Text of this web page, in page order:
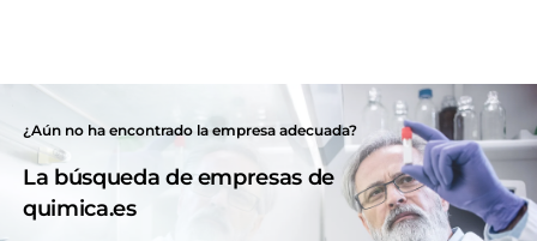
¿Aún no ha encontrado la empresa adecuada?
La búsqueda de empresas de
quimica.es